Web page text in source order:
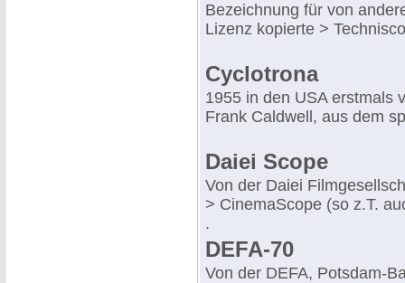
Bezeichnung für von
Lizenz kopierte >
Cyclotrona
1955 in den USA erstmals
Frank Caldwell, aus dem
Daiei Scope
Von der Daiei
> CinemaScope (so z.T.
.
DEFA-70
Von der DEFA, Potsdam-